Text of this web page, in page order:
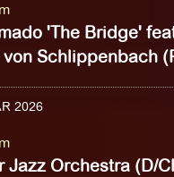
'The Bridge'
Schlippenbach
2026
Jazz Orchestra (D/